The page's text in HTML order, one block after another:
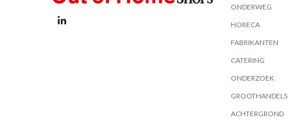
ONDERWEG
HORECA
FABRIKANTEN
CATERING
ONDERZOEK
GROOTHANDELS
ACHTERGROND